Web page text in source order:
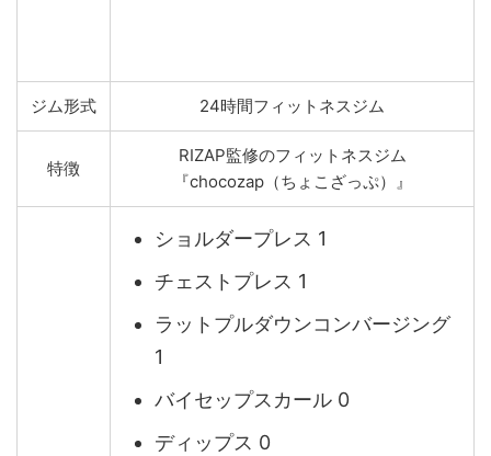
ジム形式 24時間フィットネスジム
特徴
RIZAP監修のフィットネスジム
『chocozap（ちょこざっぷ）』
ショルダープレス 1
チェストプレス 1
ラットプルダウンコンバージング
1
バイセップスカール 0
ディップス 0